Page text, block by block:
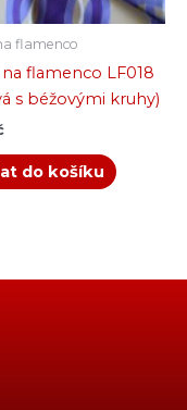
flamenco
na flamenco LF018
s béžovými kruhy)
do košíku